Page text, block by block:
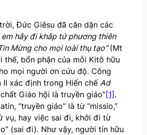
Đức Giêsu đã căn dặn các
em hãy đi khắp tứ phương thiên
Mừng cho mọi loài thụ tạo”(Mt
thế, bổn phận của mỗi Kitô hữu
mọi người ơn cứu độ. Công
II xác định trong Hiến chế Ad
chất Giáo hội là truyền giáo”[1].
“truyền giáo” là từ “missio,”
vụ, hay việc sai đi, khởi đi từ
(sai đi). Như vậy, người tín hữu